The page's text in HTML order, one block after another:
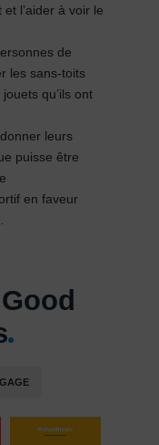
l’aider à voir le
de
les sans-toits
qu’ils ont
leurs
puisse être
en faveur